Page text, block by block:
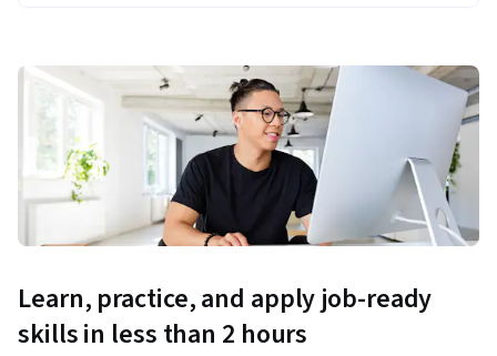
Learn, practice, and apply job-ready
skills in less than 2 hours